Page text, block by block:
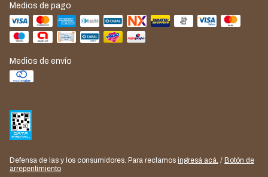
Medios de pago
Medios de envío
Defensa de las y los consumidores. Para reclamos ingresá acá. / Botón de
arrepentimiento